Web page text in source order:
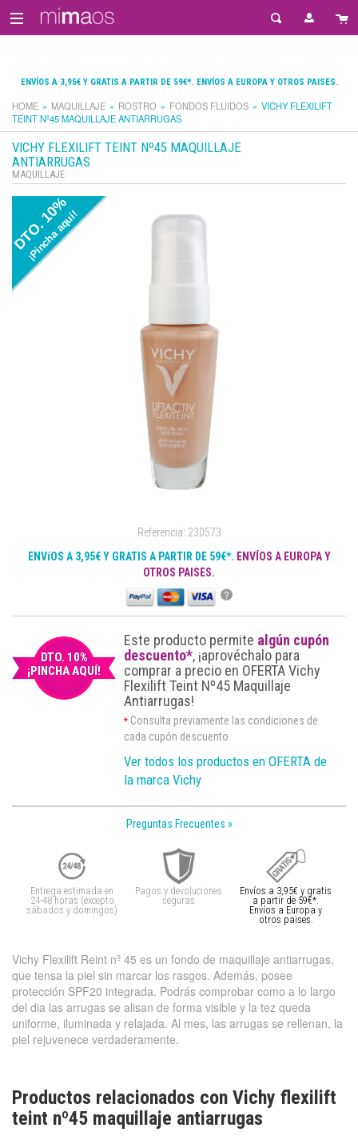
ENVÍOS A 3,95€ Y GRATIS A PARTIR DE 59€*. ENVÍOS A EUROPA Y OTROS PAISES.
HOME MAQUILLAJE ROSTRO FONDOS FLUIDOS
VICHY FLEXILIFT
TEINT Nº45 MAQUILLAJE ANTIARRUGAS
VICHY FLEXILIFT TEINT Nº45 MAQUILLAJE
ANTIARRUGAS
MAQUILLAJE
DTO. 10%
¡Pincha aquí!
Referencia: 230573
ENVíOS A 3,95€ Y GRATIS A PARTIR DE 59€*. ENVÍOS A EUROPA Y
OTROS PAISES.
?
DTO. 10%
¡PINCHA AQUÍ!
Este producto permite algún cupón
descuento*, ¡aprovéchalo para
comprar a precio en OFERTA Vichy
Flexilift Teint Nº45 Maquillaje
Antiarrugas!
* Consulta previamente las condiciones de
cada cupón descuento.
Ver todos los productos en OFERTA de
la marca Vichy
Preguntas Frecuentes »
Entrega estimada en
24-48 horas (excepto
sábados y domingos)
Pagos y devoluciones
seguras
Envíos a 3,95€ y gratis
a partir de 59€*.
Envíos a Europa y
otros paises.
Vichy Flexilift Reint nº 45 es un fondo de maquillaje antiarrugas,
que tensa la piel sin marcar los rasgos. Además, posee
protección SPF20 integrada. Podrás comprobar como a lo largo
del dia las arrugas se alisan de forma visible y la tez queda
uniforme, iluminada y relajada. Al mes, las arrugas se rellenan, la
piel rejuvenece verdaderamente.
Productos relacionados con Vichy flexilift
teint nº45 maquillaje antiarrugas